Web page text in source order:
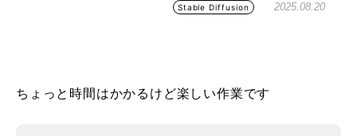
Stable Diffusion 2025.08.20
ちょっと時間はかかるけど楽しい作業です